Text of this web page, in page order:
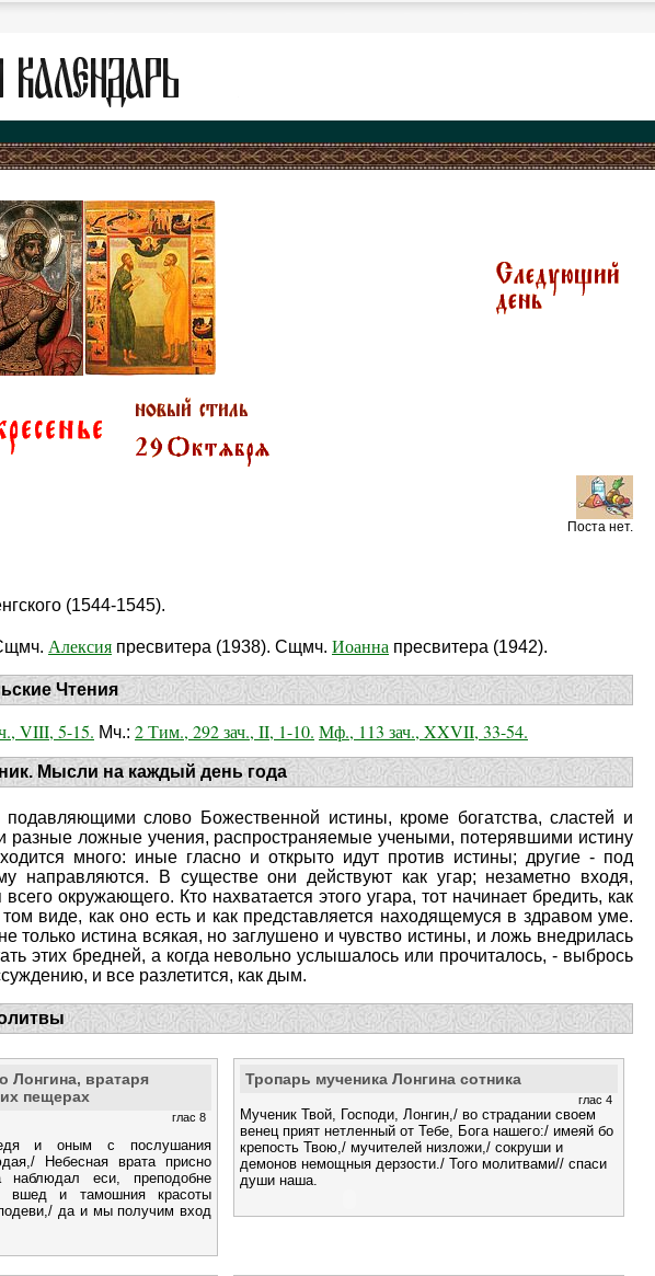
Поста нет.
(1544-1545).
Алексия пресвитера (1938). Сщмч. Иоанна пресвитера (1942).
Чтения
VIII, 5-15. Мч.: 2 Тим., 292 зач., II, 1-10. Мф., 113 зач., XXVII, 33-54.
Мысли на каждый день года
слово Божественной истины, кроме богатства, сластей и
разные ложные учения, распространяемые учеными, потерявшими истину
много: иные гласно и открыто идут против истины; другие - под
направляются. В существе они действуют как угар; незаметно входя,
окружающего. Кто нахватается этого угара, тот начинает бредить, как
виде, как оно есть и как представляется находящемуся в здравом уме.
только истина всякая, но заглушено и чувство истины, и ложь внедрилась
этих бредней, а когда невольно услышалось или прочиталось, - выбрось
и все разлетится, как дым.
Лонгина, вратаря
пещерах
глас 8
и оным с послушания
Небесная врата присно
еси, преподобне
и тамошния красоты
да и мы получим вход
Тропарь мученика Лонгина сотника
глас 4
Мученик Твой, Господи, Лонгин,/ во страдании своем
венец прият нетленный от Тебе, Бога нашего:/ имеяй бо
крепость Твою,/ мучителей низложи,/ сокруши и
демонов немощныя дерзости./ Того молитвами// спаси
души наша.